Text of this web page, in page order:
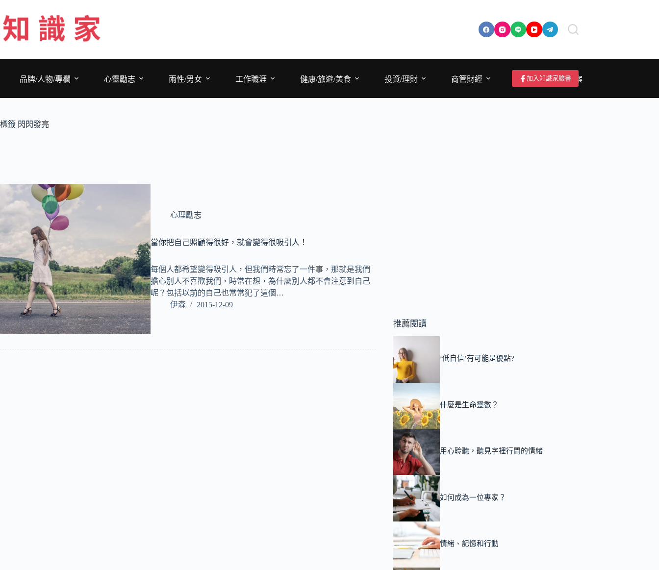
至
主
要
品牌/人物/專欄
心靈勵志 兩性/男女 工作職涯 健康/旅遊/美食 投資/理財 商管財經 成為作者/投稿/提案
加入知識家臉書
標籤 閃閃發亮
心理勵志
當你把自己照顧得很好，就會變得很吸引人！
每個人都希望變得吸引人，但我們時常忘了一件事，那就是我們
擔心別人不喜歡我們，時常在想，為什麼別人都不會注意到自己
呢？包括以前的自己也常常犯了這個…
伊森
2015-12-09
推薦閱讀
‘低自信’有可能是優點?
什麼是生命靈數？
用心聆聽，聽見字裡行間的情緒
如何成為一位專家？
情緒、記憶和行動